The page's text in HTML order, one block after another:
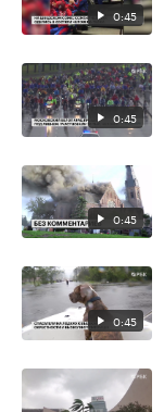
0:45
0:45
0:45
0:45